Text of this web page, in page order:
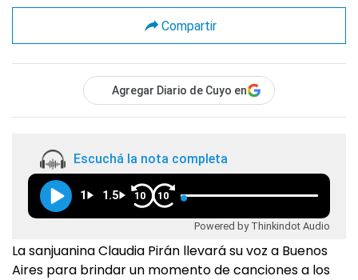
Compartir
Agregar Diario de Cuyo en
Escuchá la nota completa
1 1.5 10 10
Powered by Thinkindot Audio
La sanjuanina Claudia Pirán llevará su voz a Buenos
Aires para brindar un momento de canciones a los